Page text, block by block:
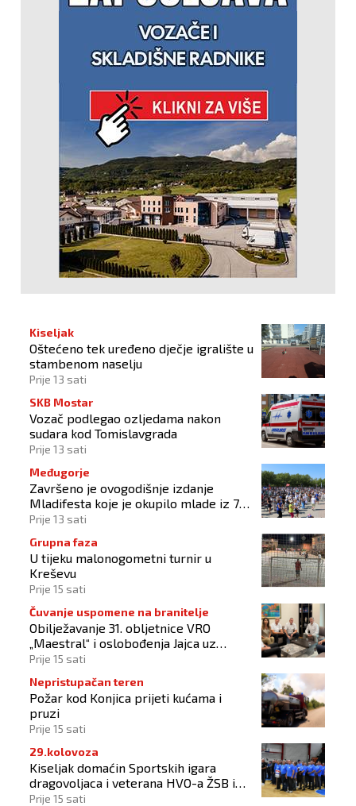
Kiseljak
Oštećeno tek uređeno dječje igralište u
stambenom naselju
Prije 13 sati
SKB Mostar
Vozač podlegao ozljedama nakon
sudara kod Tomislavgrada
Prije 13 sati
Međugorje
Završeno je ovogodišnje izdanje
Mladifesta koje je okupilo mlade iz 73
zemlje svijeta
Prije 13 sati
Grupna faza
U tijeku malonogometni turnir u
Kreševu
Prije 15 sati
Čuvanje uspomene na branitelje
Obilježavanje 31. obljetnice VRO
„Maestral“ i oslobođenja Jajca uz
pokroviteljstvo HNS-a BiH
Prije 15 sati
Nepristupačan teren
Požar kod Konjica prijeti kućama i
pruzi
Prije 15 sati
29.kolovoza
Kiseljak domaćin Sportskih igara
dragovoljaca i veterana HVO-a ŽSB i
Dana branitelja
Prije 15 sati